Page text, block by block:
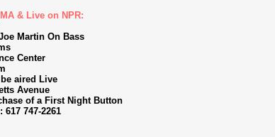
& Live on NPR:
Martin On Bass
Center
aired Live
Avenue
of a First Night Button
747-2261